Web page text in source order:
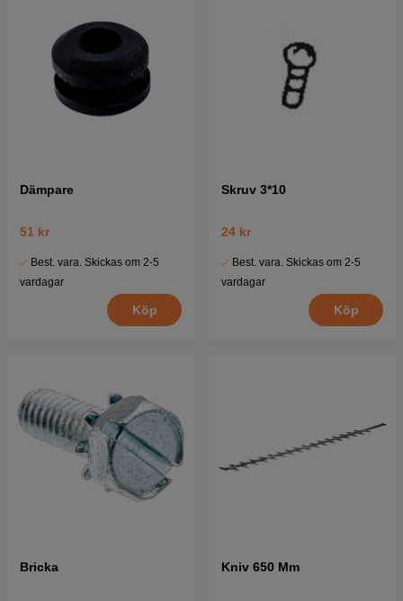
Dämpare
51 kr
Best. vara. Skickas om 2-5
vardagar
Köp
Skruv 3*10
24 kr
Best. vara. Skickas om 2-5
vardagar
Köp
Bricka Kniv 650 Mm